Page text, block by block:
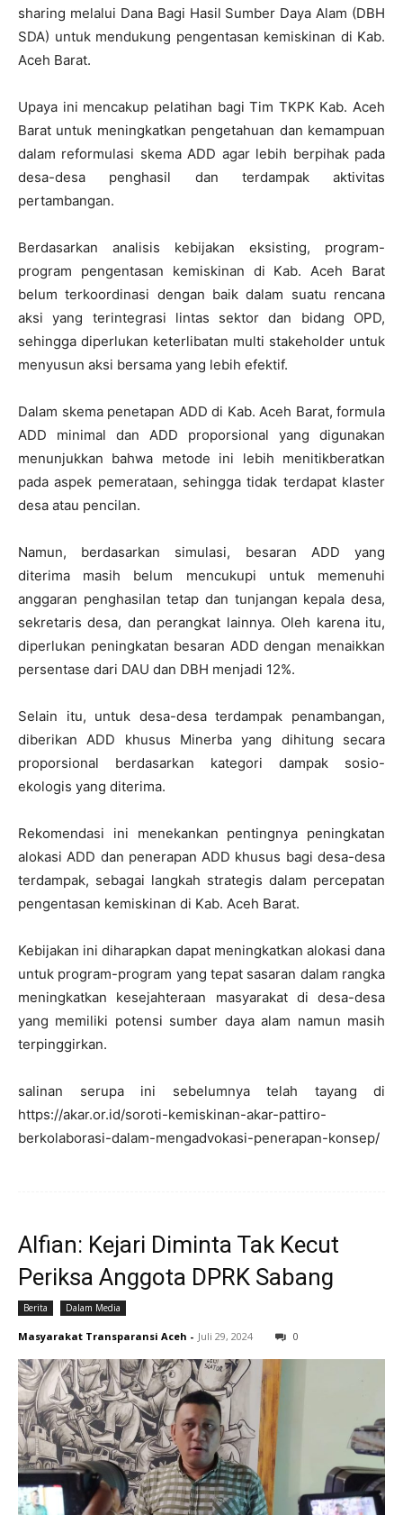
sharing melalui Dana Bagi Hasil Sumber Daya Alam (DBH
SDA) untuk mendukung pengentasan kemiskinan di Kab.
Aceh Barat.
Upaya ini mencakup pelatihan bagi Tim TKPK Kab. Aceh
Barat untuk meningkatkan pengetahuan dan kemampuan
dalam reformulasi skema ADD agar lebih berpihak pada
desa-desa penghasil dan terdampak aktivitas
pertambangan.
Berdasarkan analisis kebijakan eksisting, program-
program pengentasan kemiskinan di Kab. Aceh Barat
belum terkoordinasi dengan baik dalam suatu rencana
aksi yang terintegrasi lintas sektor dan bidang OPD,
sehingga diperlukan keterlibatan multi stakeholder untuk
menyusun aksi bersama yang lebih efektif.
Dalam skema penetapan ADD di Kab. Aceh Barat, formula
ADD minimal dan ADD proporsional yang digunakan
menunjukkan bahwa metode ini lebih menitikberatkan
pada aspek pemerataan, sehingga tidak terdapat klaster
desa atau pencilan.
Namun, berdasarkan simulasi, besaran ADD yang
diterima masih belum mencukupi untuk memenuhi
anggaran penghasilan tetap dan tunjangan kepala desa,
sekretaris desa, dan perangkat lainnya. Oleh karena itu,
diperlukan peningkatan besaran ADD dengan menaikkan
persentase dari DAU dan DBH menjadi 12%.
Selain itu, untuk desa-desa terdampak penambangan,
diberikan ADD khusus Minerba yang dihitung secara
proporsional berdasarkan kategori dampak sosio-
ekologis yang diterima.
Rekomendasi ini menekankan pentingnya peningkatan
alokasi ADD dan penerapan ADD khusus bagi desa-desa
terdampak, sebagai langkah strategis dalam percepatan
pengentasan kemiskinan di Kab. Aceh Barat.
Kebijakan ini diharapkan dapat meningkatkan alokasi dana
untuk program-program yang tepat sasaran dalam rangka
meningkatkan kesejahteraan masyarakat di desa-desa
yang memiliki potensi sumber daya alam namun masih
terpinggirkan.
salinan serupa ini sebelumnya telah tayang di
https://akar.or.id/soroti-kemiskinan-akar-pattiro-
berkolaborasi-dalam-mengadvokasi-penerapan-konsep/
Alfian: Kejari Diminta Tak Kecut
Periksa Anggota DPRK Sabang
Berita Dalam Media
Masyarakat Transparansi Aceh - Juli 29, 2024 0